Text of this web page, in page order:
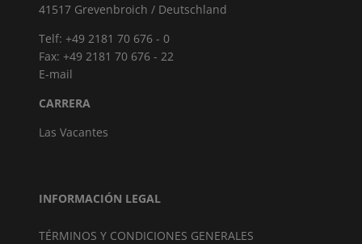
41517 Grevenbroich / Deutschland
Telf: +49 2181 70 676 - 0
Fax: +49 2181 70 676 - 22
E-mail
CARRERA
Las Vacantes
INFORMACIÓN LEGAL
TÉRMINOS Y CONDICIONES GENERALES